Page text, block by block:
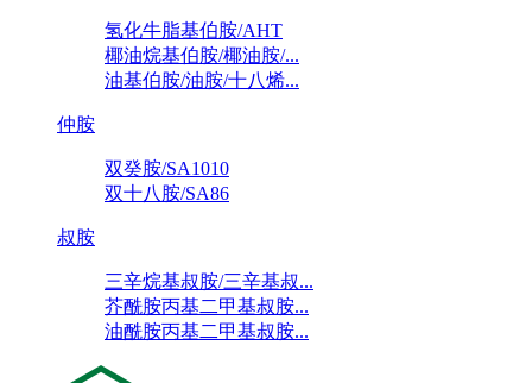
氢化牛脂基伯胺/AHT
椰油烷基伯胺/椰油胺/...
油基伯胺/油胺/十八烯...
仲胺
双癸胺/SA1010
双十八胺/SA86
叔胺
三辛烷基叔胺/三辛基叔...
芥酰胺丙基二甲基叔胺...
油酰胺丙基二甲基叔胺...